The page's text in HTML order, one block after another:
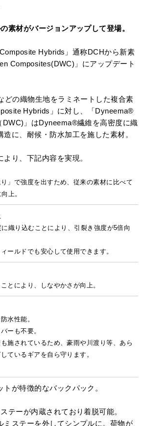
素材がバージョンアップして登場。
Hybrids」通称DCHから新素
Composites(DWC)」にアップデート
どの織物生地をラミネートした複合素
Hybrids」に対し、「Dyneema®
」はDyneema®繊維を高密度に織
造に、耐候・防水加工を施した素材。
り、下記内容を実現。
」で強度を出すため、従来の素材に比べて
上。
織り込むことにより、引裂き強度が5倍向
ールドでも安心して使用できます。
とにより、しなやかさが向上。
水性能。
ーも不要。
施されているため、豪雨や川渡り等、あら
ているギアを自ら守ります。
が特徴的なバックパック。
テーが内蔵されており着脱可能。
ミステーを外してシンプルに。荷物が